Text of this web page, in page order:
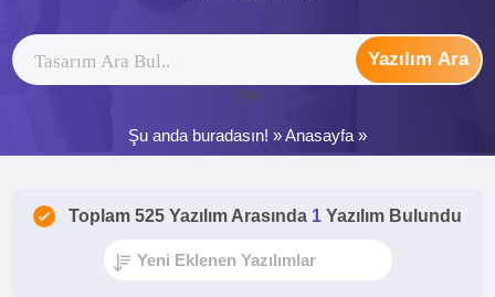
Yazılım Ara
ytag
Şu anda buradasın! »Anasayfa »
Toplam 525 Yazılım Arasında 1 Yazılım Bulundu